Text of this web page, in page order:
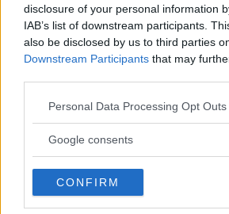
disclosure of your personal information
IAB’s list of downstream participants.
also be disclosed by us to third parties
Downstream Participants that may
Please note that this website/app uses
not limited to your visit or usage
use your data for below specified
consent section.
Personal Data Processing Opt Outs
Google consents
CONFIRM
TELEFONPLAN
Det traditionella japanska
[…]
Shibumi Art till salu
ÅRSTADAL
Sushirestaurangen Shibumi Art
Fredborgstorget i Årstadal är